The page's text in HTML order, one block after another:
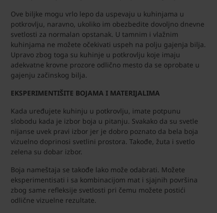
Ove biljke mogu vrlo lepo da uspevaju u kuhinjama u
potkrovlju, naravno, ukoliko im obezbedite dovoljno dnevne
svetlosti za normalan opstanak. U tamnim i vlažnim
kuhinjama ne možete očekivati uspeh na polju gajenja bilja.
Upravo zbog toga su kuhinje u potkrovlju koje imaju
adekvatne krovne prozore odlično mesto da se oprobate u
gajenju začinskog bilja.
EKSPERIMENTIŠITE BOJAMA I MATERIJALIMA
Kada uređujete kuhinju u potkrovlju, imate potpunu
slobodu kada je izbor boja u pitanju. Svakako da su svetle
nijanse uvek pravi izbor jer je dobro poznato da bela boja
vizuelno doprinosi svetlini prostora. Takođe, žuta i svetlo
zelena su dobar izbor.
Boja nameštaja se takođe lako može odabrati. Možete
eksperimentisati i sa kombinacijom mat i sjajnih površina
zbog same refleksije svetlosti pri čemu možete postići
odlične vizuelne rezultate.